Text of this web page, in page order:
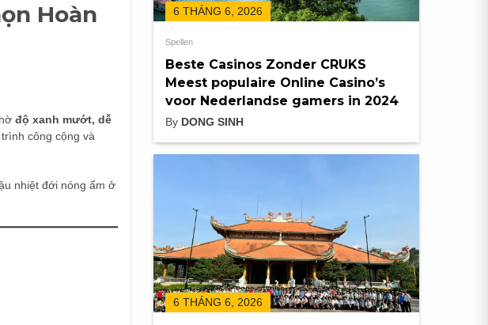
Hoàn
độ xanh mướt, dễ
công cộng và
nhiệt đới nóng ẩm ở
6 THÁNG 6, 2026
Spellen
Beste Casinos Zonder CRUKS
Meest populaire Online Casino’s
voor Nederlandse gamers in 2024
By DONG SINH
6 THÁNG 6, 2026